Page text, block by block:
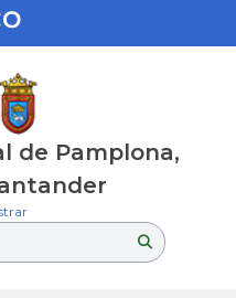
de Pamplona,